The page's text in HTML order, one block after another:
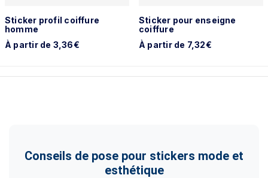
Sticker profil coiffure
homme
À partir de 3,36€
Sticker pour enseigne
coiffure
À partir de 7,32€
Conseils de pose pour stickers mode et
esthétique